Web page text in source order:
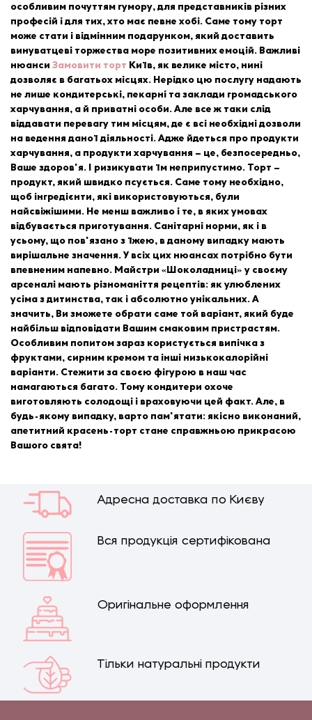
особливим почуттям гумору, для представників різних
професій і для тих, хто має певне хобі. Саме тому торт
може стати і відмінним подарунком, який доставить
винуватцеві торжества море позитивних емоцій. Важливі
нюанси Замовити торт Київ, як велике місто, нині
дозволяє в багатьох місцях. Нерідко цю послугу надають
не лише кондитерські, пекарні та заклади громадського
харчування, а й приватні особи. Але все ж таки слід
віддавати перевагу тим місцям, де є всі необхідні дозволи
на ведення даної діяльності. Адже йдеться про продукти
харчування, а продукти харчування – це, безпосередньо,
Ваше здоров'я. І ризикувати їм неприпустимо. Торт –
продукт, який швидко псується. Саме тому необхідно,
щоб інгредієнти, які використовуються, були
найсвіжішими. Не менш важливо і те, в яких умовах
відбувається приготування. Санітарні норми, як і в
усьому, що пов'язано з їжею, в даному випадку мають
вирішальне значення. У всіх цих нюансах потрібно бути
впевненим напевно. Майстри «Шоколадниці» у своєму
арсеналі мають різноманіття рецептів: як улюблених
усіма з дитинства, так і абсолютно унікальних. А
значить, Ви зможете обрати саме той варіант, який буде
найбільш відповідати Вашим смаковим пристрастям.
Особливим попитом зараз користується випічка з
фруктами, сирним кремом та інші низькокалорійні
варіанти. Стежити за своєю фігурою в наш час
намагаються багато. Тому кондитери охоче
виготовляють солодощі і враховуючи цей факт. Але, в
будь-якому випадку, варто пам'ятати: якісно виконаний,
апетитний красень-торт стане справжньою прикрасою
Вашого свята!
Адресна доставка по Києву
Вся продукція сертифікована
Оригінальне оформлення
Тільки натуральні продукти